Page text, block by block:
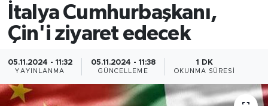
İtalya Cumhurbaşkanı,
Çin'i ziyaret edecek
05.11.2024 - 11:32
YAYINLANMA
05.11.2024 - 11:38
GÜNCELLEME
1 DK
OKUNMA SÜRESI
Dünya
Politika
Kültür - Sanat ve Tarih
Yaşam